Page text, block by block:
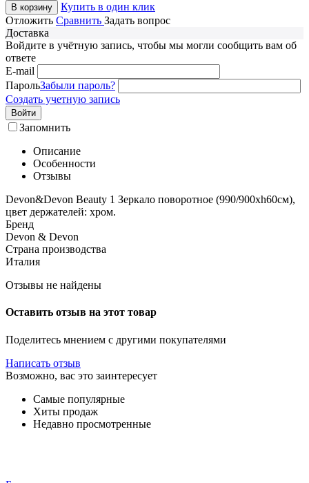
В корзину
Купить в один клик
Отложить Сравнить Задать вопрос
Доставка
Войдите в учётную запись, чтобы мы могли сообщить вам об
ответе
E-mail
ПарольЗабыли пароль?
Создать учетную запись
Войти
Запомнить
Описание
Особенности
Отзывы
Devon&Devon Beauty 1 Зеркало поворотное (990/900хh60см),
цвет держателей: хром.
Бренд
Devon & Devon
Страна производства
Италия
Отзывы не найдены
Оставить отзыв на этот товар
Поделитесь мнением с другими покупателями
Написать отзыв
Возможно, вас это заинтересует
Самые популярные
Хиты продаж
Недавно просмотренные